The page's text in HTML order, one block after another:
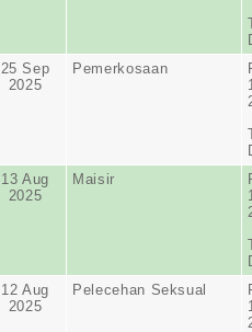
25 Sep
2025
Pemerkosaan
13 Aug
2025
Maisir
12 Aug
2025
Pelecehan Seksual